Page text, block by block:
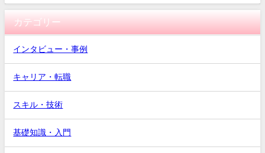
カテゴリー
インタビュー・事例
キャリア・転職
スキル・技術
基礎知識・入門